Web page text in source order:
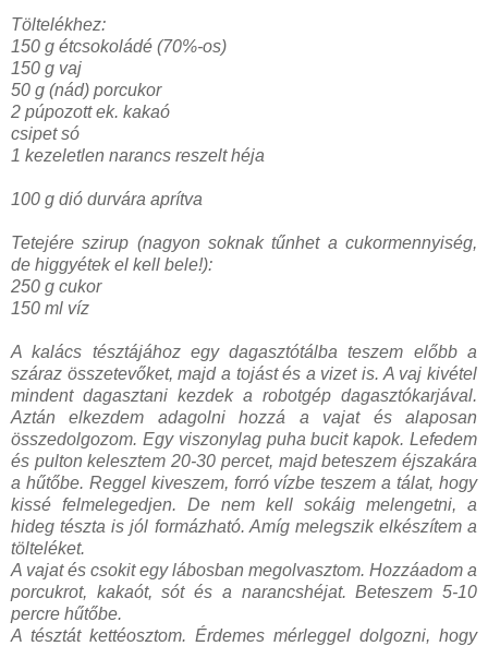
Töltelékhez:
150 g étcsokoládé (70%-os)
150 g vaj
50 g (nád) porcukor
2 púpozott ek. kakaó
csipet só
1 kezeletlen narancs reszelt héja
100 g dió durvára aprítva
Tetejére szirup (nagyon soknak tűnhet a cukormennyiség,
de higgyétek el kell bele!):
250 g cukor
150 ml víz
A kalács tésztájához egy dagasztótálba teszem előbb a
száraz összetevőket, majd a tojást és a vizet is. A vaj kivétel
mindent dagasztani kezdek a robotgép dagasztókarjával.
Aztán elkezdem adagolni hozzá a vajat és alaposan
összedolgozom. Egy viszonylag puha bucit kapok. Lefedem
és pulton kelesztem 20-30 percet, majd beteszem éjszakára
a hűtőbe. Reggel kiveszem, forró vízbe teszem a tálat, hogy
kissé felmelegedjen. De nem kell sokáig melengetni, a
hideg tészta is jól formázható. Amíg melegszik elkészítem a
tölteléket.
A vajat és csokit egy lábosban megolvasztom. Hozzáadom a
porcukrot, kakaót, sót és a narancshéjat. Beteszem 5-10
percre hűtőbe.
A tésztát kettéosztom. Érdemes mérleggel dolgozni, hogy